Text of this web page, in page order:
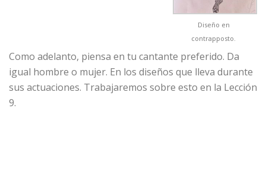
Diseño en
contrapposto.
Como adelanto, piensa en tu cantante preferido. Da
igual hombre o mujer. En los diseños que lleva durante
sus actuaciones. Trabajaremos sobre esto en la Lección
9.